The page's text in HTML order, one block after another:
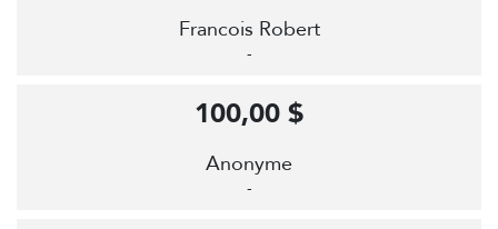
Francois Robert
-
Anonyme
-
100,00 $